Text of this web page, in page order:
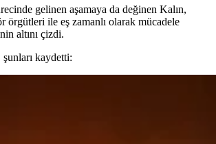
gelinen aşamaya da değinen Kalın,
örgütleri ile eş zamanlı olarak mücadele
altını çizdi.
kaydetti: